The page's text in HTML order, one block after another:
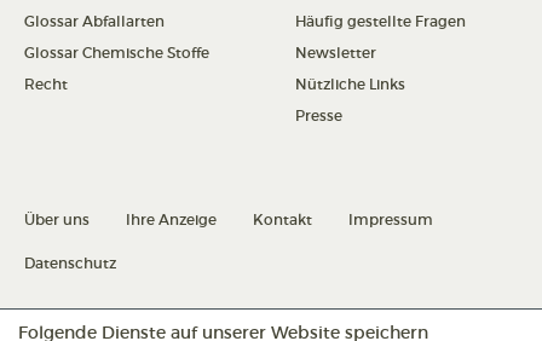
Glossar Abfallarten
Glossar Chemische Stoffe
Recht
Häufig gestellte Fragen
Newsletter
Nützliche Links
Presse
Über uns Ihre Anzeige Kontakt Impressum
Datenschutz
Datenschutz konfigurieren
Folgende Dienste auf unserer Website speichern